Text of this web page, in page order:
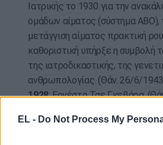
EL - Do Not Process My
Ιατρικής το 1930 για την
ομάδων αίματος (σύστημα ΑΒΟ),
μετάγγιση αίματος πρακτική
καθοριστική υπήρξε η συμβολή
της ιατροδικαστικής, της
ανθρωπολογίας. (Θάν. 26/6/
1928: Ερνέστο Τσε Γκεβάρα.